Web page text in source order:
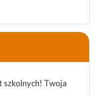
szkolnych! Twoja